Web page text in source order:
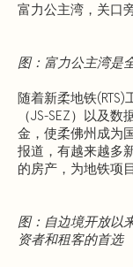
富力公主湾，关口
图：富力公主湾是
随着新柔地铁
（JS-SEZ）以及
金，使柔佛州成为
报道，有越来越多
的房产，为地铁项
图：自边境开放以
资者和租客的首选